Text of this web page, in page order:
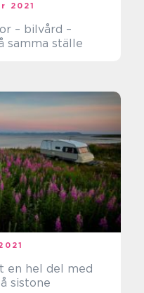
2021
– bilvård –
samma ställe
en hel del med
sistone